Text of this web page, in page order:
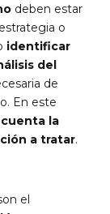
deben estar
o
identificar
del
de
En este
la
a tratar.
el